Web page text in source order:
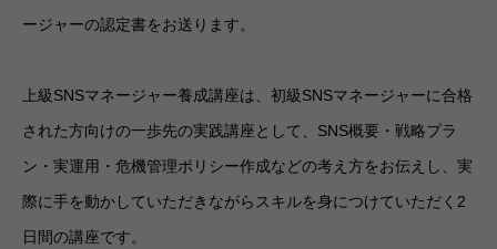
ージャーの認定書をお送ります。
上級SNSマネージャー養成講座は、初級SNSマネージャーに合格
された方向けの一歩先の実践講座として、SNS概要・戦略プラ
ン・実運用・危機管理ポリシー作成などの考え方をお伝えし、実
際に手を動かしていただきながらスキルを身につけていただく2
日間の講座です。